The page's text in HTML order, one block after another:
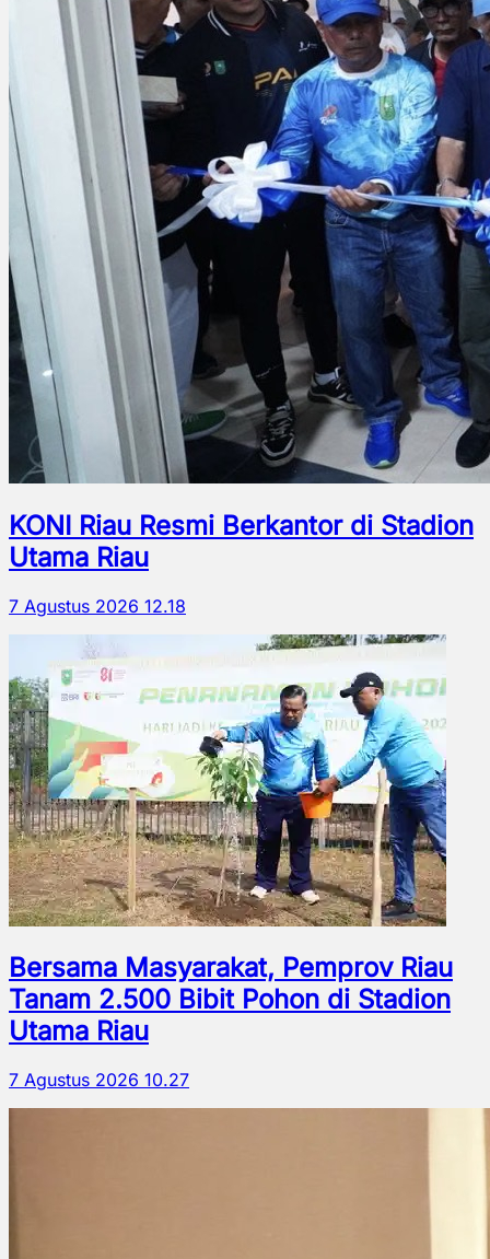
KONI Riau Resmi Berkantor di Stadion
Utama Riau
7 Agustus 2026 12.18
Bersama Masyarakat, Pemprov Riau
Tanam 2.500 Bibit Pohon di Stadion
Utama Riau
7 Agustus 2026 10.27